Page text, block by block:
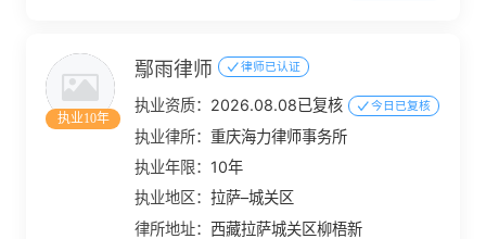
执业10年
鄢雨律师 律师已认证
执业资质： 2026.08.08已复核 今日已复核
执业律所：重庆海力律师事务所
执业年限： 10年
执业地区：拉萨–城关区
律所地址：西藏拉萨城关区柳梧新